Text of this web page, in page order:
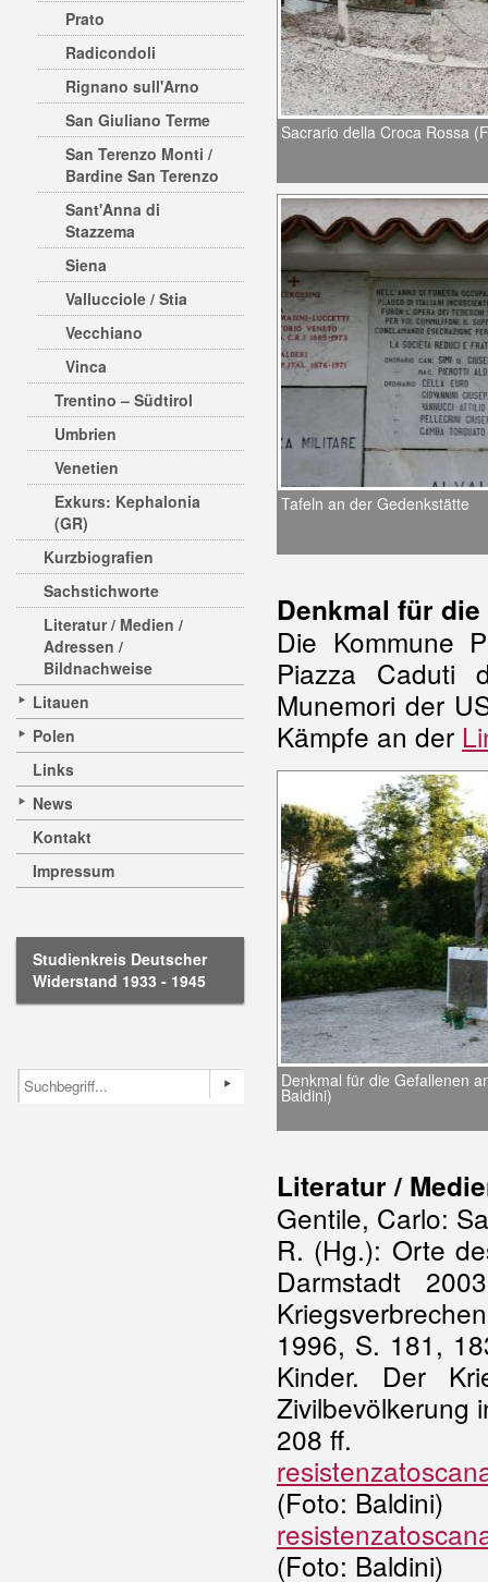
Prato
Radicondoli
Rignano sull'Arno
San Giuliano Terme
San Terenzo Monti /
Bardine San Terenzo
Sant'Anna di
Stazzema
Siena
Vallucciole / Stia
Vecchiano
Vinca
Trentino – Südtirol
Umbrien
Venetien
Exkurs: Kephalonia
(GR)
Kurzbiografien
Sachstichworte
Literatur / Medien /
Adressen /
Bildnachweise
Litauen
Polen
Links
News
Kontakt
Impressum
Studienkreis Deutscher
Widerstand 1933 - 1945
Sacrario della Croca Rossa
Tafeln an der Gedenkstätte
Denkmal für
Die Kommune
Piazza Caduti
Munemori der
Kämpfe an der
Denkmal für die Gefallenen
Baldini)
Literatur /
Gentile, Carlo:
R. (Hg.): Orte
Darmstadt
1996, S. 181,
Kinder. Der
Zivilbevölkerung
208 ff.
(Foto: Baldini)
(Foto: Baldini)